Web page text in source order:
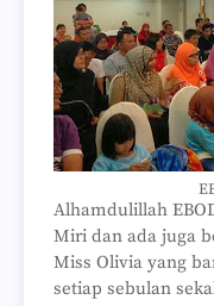
Alhamdulillah
Miri dan ada juga
Miss Olivia yang
setiap sebulan